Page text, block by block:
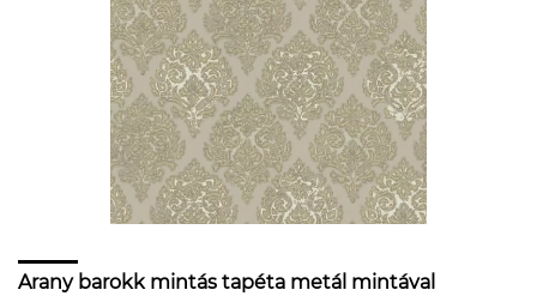
Arany barokk mintás tapéta metál mintával